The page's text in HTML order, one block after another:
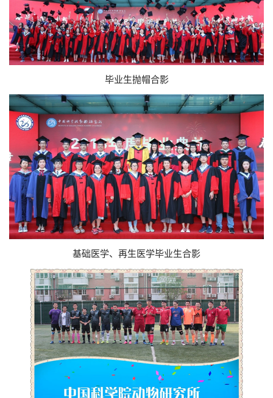
毕业生抛帽合影
基础医学、再生医学毕业生合影